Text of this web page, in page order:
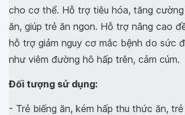
cho cơ thể. Hỗ trợ tiêu hóa, tăng
ăn, giúp trẻ ăn ngon. Hỗ trợ nâng cao
hỗ trợ giảm nguy cơ mắc bệnh do sức
như viêm đường hô hấp trên, cảm cúm.
Đối tượng sử dụng:
- Trẻ biếng ăn, kém hấp thu thức ăn,